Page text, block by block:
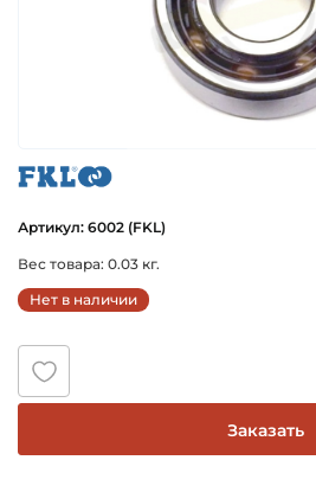
Артикул: 6002 (FKL)
Вес товара: 0.03 кг.
Нет в наличии
Заказать